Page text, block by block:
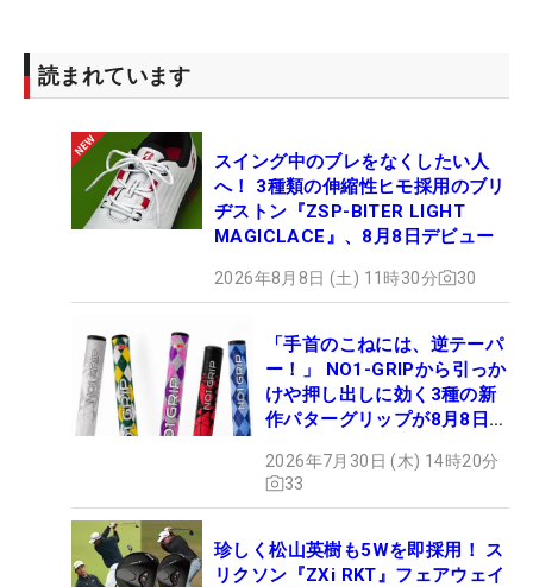
読まれています
スイング中のブレをなくしたい人
へ！ 3種類の伸縮性ヒモ採用のブリ
ヂストン『ZSP-BITER LIGHT
MAGICLACE』、8月8日デビュー
2026年8月8日 (土) 11時30分 30
「手首のこねには、逆テーパ
ー！」 NO1-GRIPから引っか
けや押し出しに効く3種の新
作パターグリップが8月8日デ
2026年7月30日 (木) 14時20分
33
珍しく松山英樹も5Wを即採用！ ス
リクソン『ZXi RKT』フェアウェイ